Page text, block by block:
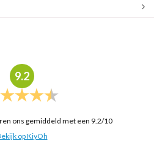
9.2
ons gemiddeld met een 9.2/10
op KiyOh